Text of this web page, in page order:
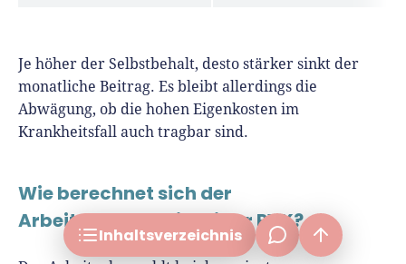
Je höher der Selbstbehalt, desto stärker sinkt der
monatliche Beitrag. Es bleibt allerdings die
Abwägung, ob die hohen Eigenkosten im
Krankheitsfall auch tragbar sind.
Wie berechnet sich der
Arbeitgeberanteil bei der PVK?
PKV-Tarife vergleichen: alle Schritte und Tipps
Alternativen zur PKV
Rückkehr von der PKV in die gesetzliche
Krankenversicherung
Inhalts­verzeichnis